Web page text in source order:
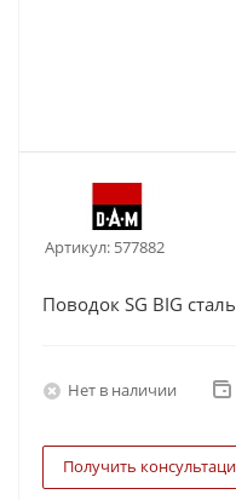
Артикул: 577882
Поводок SG BIG
Нет в наличии
Получить